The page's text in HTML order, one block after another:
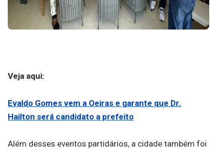
Veja aqui:
Evaldo Gomes vem a Oeiras e garante que Dr.
Hailton será candidato a prefeito
Além desses eventos partidários, a cidade também foi